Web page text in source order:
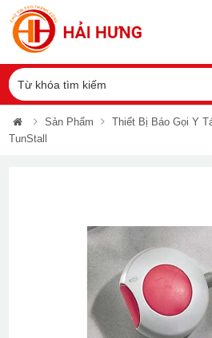
Sản Phẩm Thiết Bị Báo Gọi Y
TunStall